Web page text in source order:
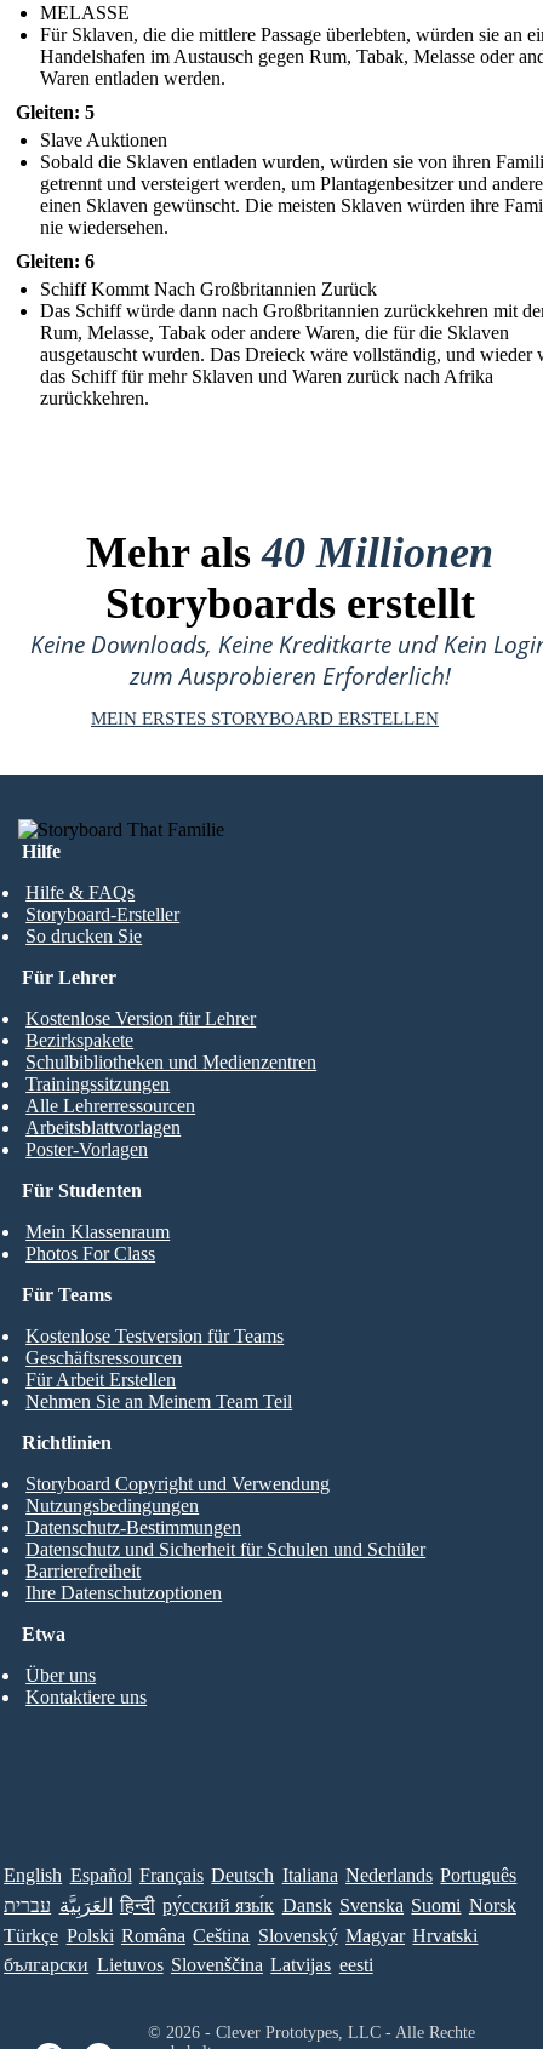
MELASSE
Für Sklaven, die die mittlere Passage überlebten, würden sie an
Handelshafen im Austausch gegen Rum, Tabak, Melasse oder
Waren entladen werden.
Gleiten: 5
Slave Auktionen
Sobald die Sklaven entladen wurden, würden sie von ihren
getrennt und versteigert werden, um Plantagenbesitzer und
einen Sklaven gewünscht. Die meisten Sklaven würden ihre
nie wiedersehen.
Gleiten: 6
Schiff Kommt Nach Großbritannien Zurück
Das Schiff würde dann nach Großbritannien zurückkehren mit
Rum, Melasse, Tabak oder andere Waren, die für die Sklaven
ausgetauscht wurden. Das Dreieck wäre vollständig, und wieder
das Schiff für mehr Sklaven und Waren zurück nach Afrika
zurückkehren.
Mehr als40 Millionen
Storyboards erstellt
Keine Downloads, Keine Kreditkarte und Kein
zum Ausprobieren Erforderlich!
MEIN ERSTES STORYBOARD ERSTELLEN
Hilfe
Hilfe & FAQs
Storyboard-Ersteller
So drucken Sie
Für Studenten
Mein Klassenraum
Photos For Class
Für Lehrer
Kostenlose Version für Lehrer
Bezirkspakete
Schulbibliotheken und Medienzentren
Trainingssitzungen
Alle Lehrerressourcen
Arbeitsblattvorlagen
Poster-Vorlagen
Für Teams
Kostenlose Testversion für Teams
Geschäftsressourcen
Für Arbeit Erstellen
Nehmen Sie an Meinem Team Teil
Etwa
Über uns
Kontaktiere uns
Richtlinien
Storyboard Copyright und Verwendung
Nutzungsbedingungen
Datenschutz-Bestimmungen
Datenschutz und Sicherheit für Schulen und Schüler
Barrierefreiheit
Ihre Datenschutzoptionen
English Español Français Deutsch Italiana Nederlands Português
עברית العَرَبِيَّة हिन्दी ру́сский язы́к Dansk Svenska Suomi Norsk
Türkçe Polski Româna Ceština Slovenský Magyar Hrvatski
български Lietuvos Slovenščina Latvijas eesti
© 2026 - Clever Prototypes, LLC - Alle Rechte